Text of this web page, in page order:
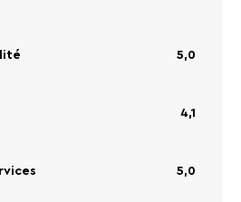
5,0
4,1
5,0